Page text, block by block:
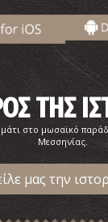
ΤΗΣ
στο μωσαϊκό
Μεσσηνίας.
μας την